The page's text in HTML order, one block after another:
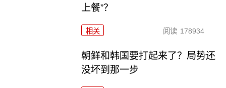
上餐”？
相关 阅读 178934
朝鲜和韩国要打起来了？局势还
没坏到那一步